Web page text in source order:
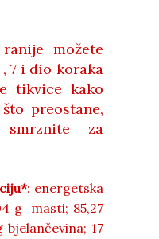
možete
7 i dio koraka
tikvice kako
preostane,
za
: energetska
g masti; 85,27
17